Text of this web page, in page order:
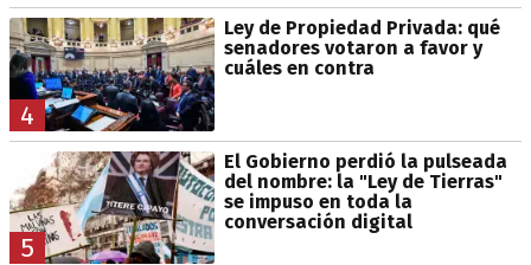
4
Ley de Propiedad Privada: qué
senadores votaron a favor y
cuáles en contra
5
El Gobierno perdió la pulseada
del nombre: la "Ley de Tierras"
se impuso en toda la
conversación digital